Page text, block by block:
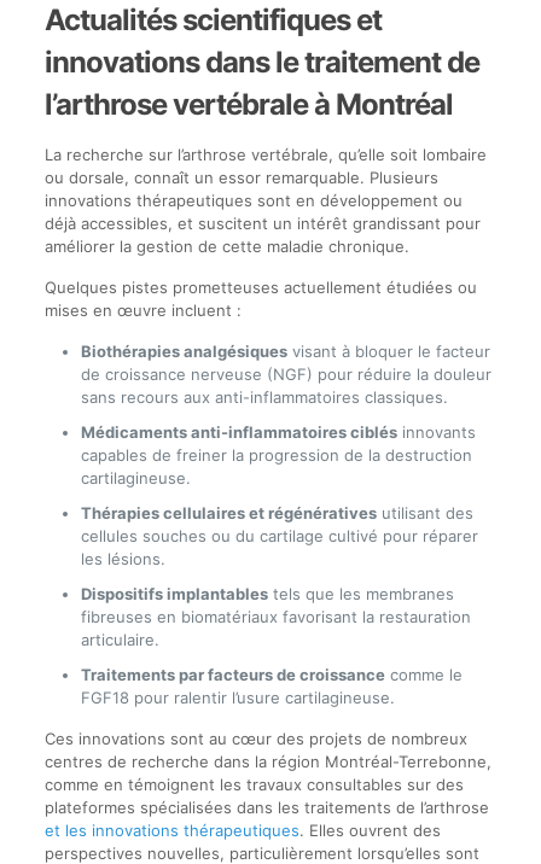
Actualités scientifiques et
innovations dans le traitement de
l’arthrose vertébrale à Montréal
La recherche sur l’arthrose vertébrale, qu’elle soit lombaire
ou dorsale, connaît un essor remarquable. Plusieurs
innovations thérapeutiques sont en développement ou
déjà accessibles, et suscitent un intérêt grandissant pour
améliorer la gestion de cette maladie chronique.
Quelques pistes prometteuses actuellement étudiées ou
mises en œuvre incluent :
Biothérapies analgésiquesvisant à bloquer le facteur
de croissance nerveuse (NGF) pour réduire la douleur
sans recours aux anti-inflammatoires classiques.
Médicaments anti-inflammatoires ciblésinnovants
capables de freiner la progression de la destruction
cartilagineuse.
Thérapies cellulaires et régénérativesutilisant des
cellules souches ou du cartilage cultivé pour réparer
les lésions.
Dispositifs implantablestels que les membranes
fibreuses en biomatériaux favorisant la restauration
articulaire.
Traitements par facteurs de croissancecomme le
FGF18 pour ralentir l’usure cartilagineuse.
Ces innovations sont au cœur des projets de nombreux
centres de recherche dans la région Montréal-Terrebonne,
comme en témoignent les travaux consultables sur des
plateformes spécialisées dans les traitements de l’arthrose
et les innovations thérapeutiques. Elles ouvrent des
perspectives nouvelles, particulièrement lorsqu’elles sont